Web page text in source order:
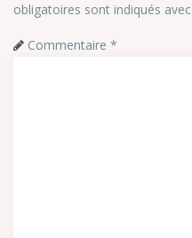
obligatoires sont indiqués avec
Commentaire *